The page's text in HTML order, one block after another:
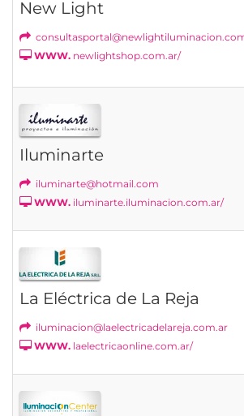
New Light
WWW. newlightshop.com.ar/
Iluminarte
iluminarte@hotmail.com
WWW. iluminarte.iluminacion.com.ar/
La Eléctrica de La Reja
iluminacion@laelectricadelareja.com.ar
WWW. laelectricaonline.com.ar/